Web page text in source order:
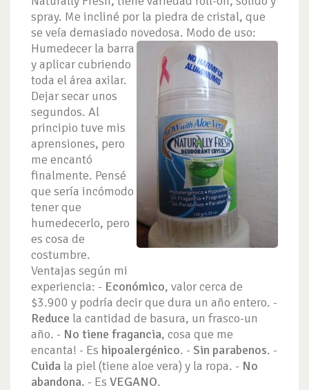
spray. Me incliné por la piedra de cristal, que
se veía demasiado novedosa. Modo de uso:
Humedecer la barra
y aplicar cubriendo
toda el área axilar.
Dejar secar unos
segundos. Al
principio tuve mis
aprensiones, pero
me encantó
finalmente. Pensé
que sería incómodo
tener que
humedecerlo, pero
es cosa de
costumbre.
Ventajas según mi
experiencia: - Económico, valor cerca de
$3.900 y podría decir que dura un año entero. -
Reduce la cantidad de basura, un frasco-un
año. - No tiene fragancia, cosa que me
encanta! - Es hipoalergénico. - Sin parabenos. -
Cuida la piel (tiene aloe vera) y la ropa. - No
abandona. - Es VEGANO.